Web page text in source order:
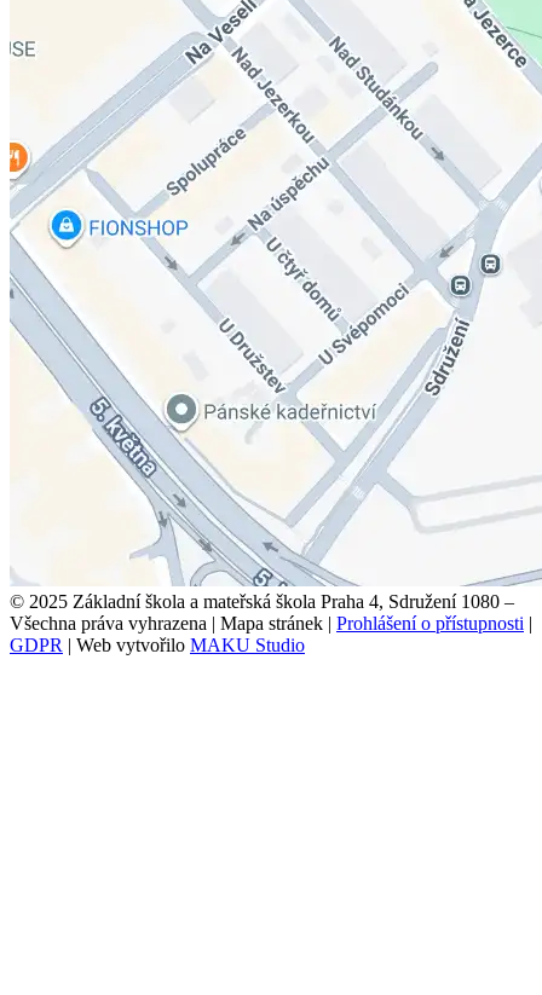
© 2025 Základní škola a mateřská škola Praha 4, Sdružení 1080 –
Všechna práva vyhrazena | Mapa stránek | Prohlášení o přístupnosti |
GDPR | Web vytvořilo MAKU Studio